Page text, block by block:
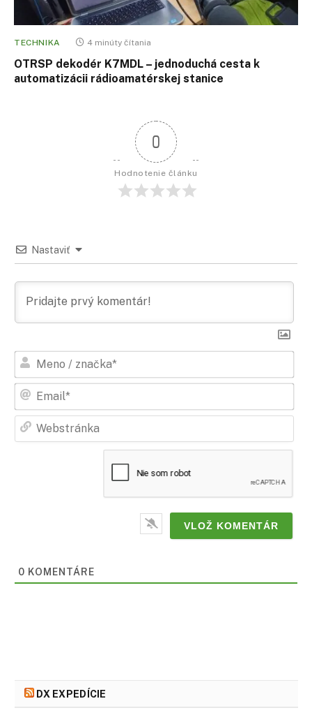
TECHNIKA 4 minúty čítania
OTRSP dekodér K7MDL – jednoduchá cesta k
automatizácii rádioamatérskej stanice
0
Hodnotenie článku
Nastaviť
0 KOMENTÁRE
DX EXPEDÍCIE